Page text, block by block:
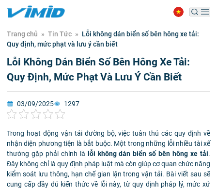
Trang chủ » Tin Tức » Lỗi không dán biển số bên hông xe tải:
Quy định, mức phạt và lưu ý cần biết
Lỗi Không Dán Biển Số Bên Hông Xe Tải:
Quy Định, Mức Phạt Và Lưu Ý Cần Biết
03/09/2025 1297
Trong hoạt động vận tải đường bộ, việc tuân thủ các quy định về
nhận diện phương tiện là bắt buộc. Một trong những lỗi nhiều tài xế
thường gặp phải chính là
lỗi không dán biển số bên hông xe tải.
Đây không chỉ là quy định pháp luật mà còn giúp cơ quan chức năng
kiểm soát lưu thông, hạn chế gian lận trong vận tải. Bài viết sau sẽ
cung cấp đầy đủ kiến thức về lỗi này, từ quy định pháp lý, mức xử